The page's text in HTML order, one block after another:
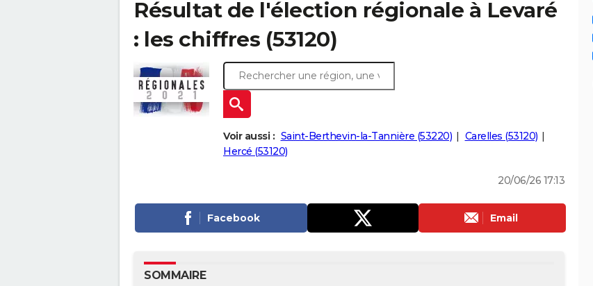
Résultat de l'élection régionale à Levaré
: les chiffres (53120)
Voir aussi : Saint-Berthevin-la-Tannière (53220)
Carelles (53120)
Hercé (53120)
20/06/26 17:13
Facebook Email
SOMMAIRE